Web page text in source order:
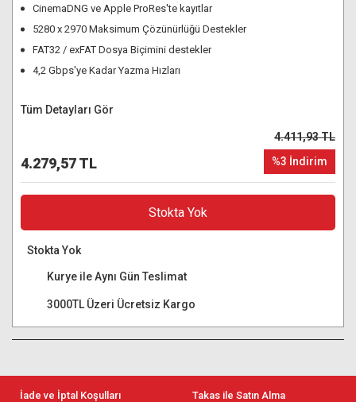
CinemaDNG ve Apple ProRes'te kayıtlar
5280 x 2970 Maksimum Çözünürlüğü Destekler
FAT32 / exFAT Dosya Biçimini destekler
4,2 Gbps'ye Kadar Yazma Hızları
Tüm Detayları Gör
4.279,57 TL
4.411,93 TL
%3 İndirim
Stokta Yok
Stokta Yok
Kurye ile Aynı Gün Teslimat
3000TL Üzeri Ücretsiz Kargo
İade ve İptal Koşulları Takas ile Satın Alma